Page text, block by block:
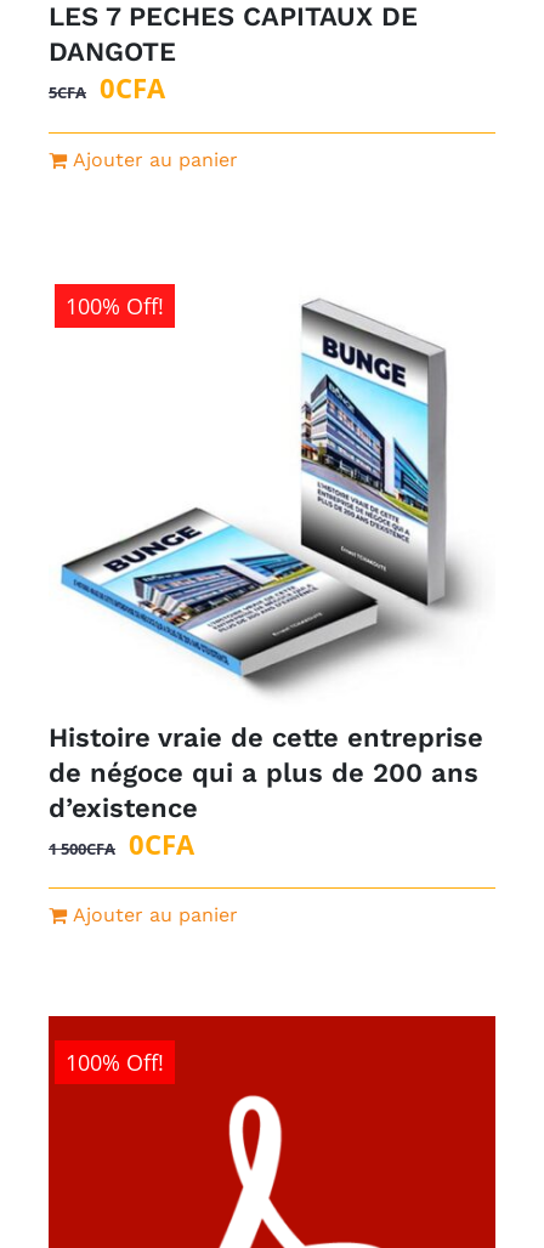
LES 7 PECHES CAPITAUX DE
DANGOTE
5CFA
Le
prix
initial
0CFALe
prix
actuel
Ajouter au panier
100% Off!
Histoire vraie de cette entreprise
de négoce qui a plus de 200 ans
d’existence
1 500CFA
Le
prix
initial
500CFA.
0CFALe
prix
actuel
Ajouter au panier
100% Off!